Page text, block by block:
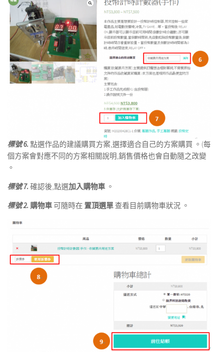
標號 6. 點選作品的建議購買方案,選擇適合自己的方案購買 。(每
個方案會對應不同的方案相關說明,銷售價格也會自動隨之改變
。
標號 7. 確認後,點選加入購物車 。
標號 2. 購物車可隨時在 置頂選單查看目前購物車狀況 。